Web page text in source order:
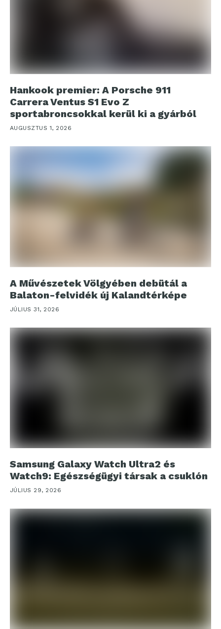
Hankook premier: A Porsche 911
Carrera Ventus S1 Evo Z
sportabroncsokkal kerül ki a gyárból
AUGUSZTUS 1, 2026
A Művészetek Völgyében debütál a
Balaton-felvidék új Kalandtérképe
JÚLIUS 31, 2026
Samsung Galaxy Watch Ultra2 és
Watch9: Egészségügyi társak a csuklón
JÚLIUS 29, 2026